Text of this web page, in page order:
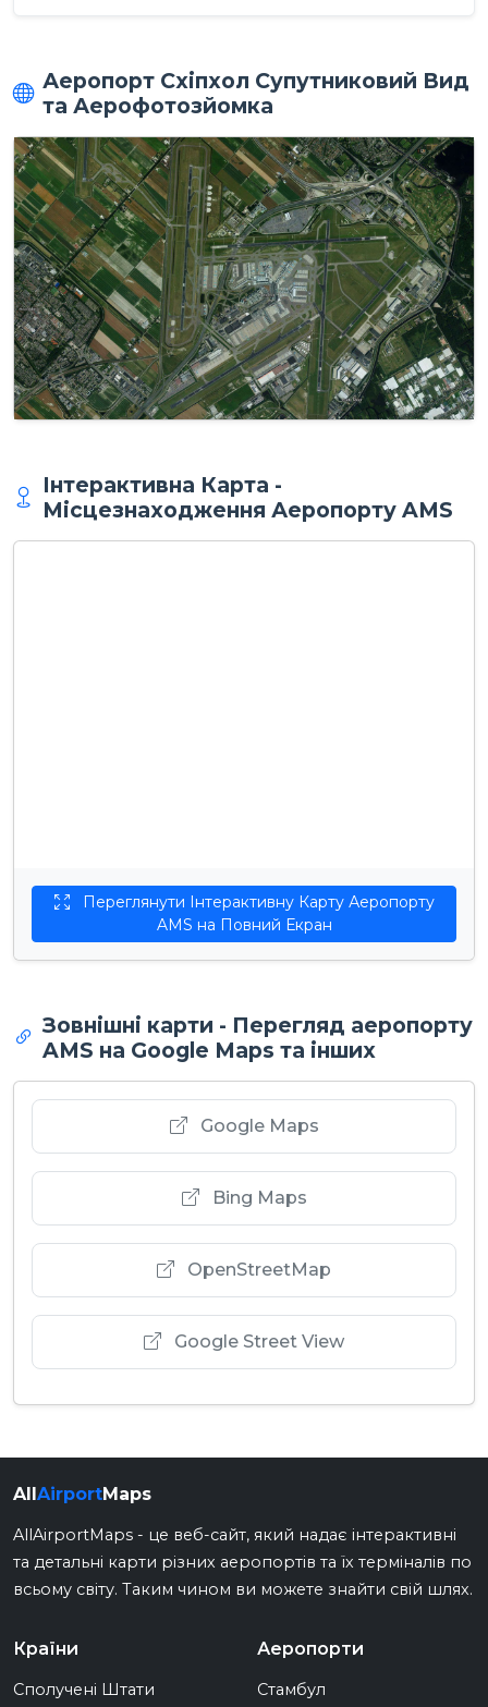
Аеропорт Схіпхол Супутниковий Вид
та Аерофотозйомка
Інтерактивна Карта -
Місцезнаходження Аеропорту AMS
AMS на Повний Екран
Зовнішні карти - Перегляд аеропорту
AMS на Google Maps та інших
Google Maps
Bing Maps
OpenStreetMap
Google Street View
All AirportMaps
AllAirportMaps - це веб-сайт, який надає інтерактивні
та детальні карти різних аеропортів та їх терміналів по
всьому світу. Таким чином ви можете знайти свій шлях.
Країни
Сполучені Штати
Аеропорти
Стамбул